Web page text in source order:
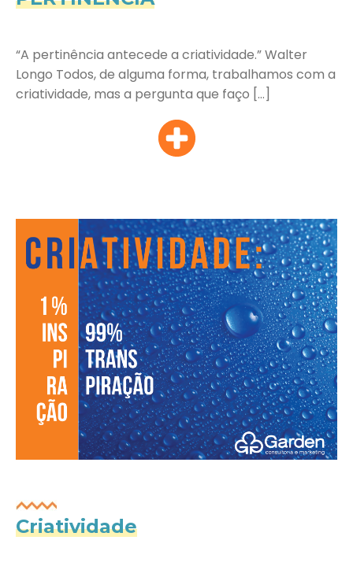
“A pertinência antecede a criatividade.” Walter
Longo Todos, de alguma forma, trabalhamos com a
criatividade, mas a pergunta que faço […]
Criatividade